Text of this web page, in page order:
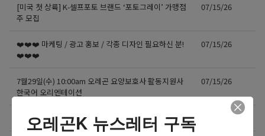
[미국 첫 상륙] K-셀프포토 브랜드 ‘포토그레이’ 가맹점
주 모집
07/15/26
❤️❤️❤️ 마케팅 / 광고 홍보 / 각종 디자인 필요하신 분!
❤️❤️❤️
07/15/26
7월29일(수) 10:00am 오레곤 요양보호사 활동지원사
한국어 오리엔테이션
07/15/26
NE에 위치한 단체 티셔츠 제작 Store에서 구인합니다.
오레곤K 뉴스레터 구독